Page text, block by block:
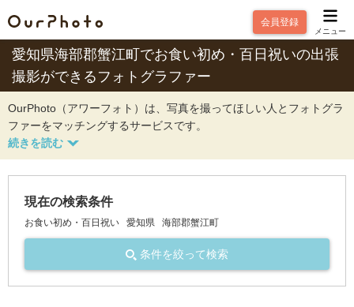
会員登録
メニュー
愛知県海部郡蟹江町でお食い初め・百日祝いの出張
撮影ができるフォトグラファー
OurPhoto（アワーフォト）は、写真を撮ってほしい人とフォトグラ
ファーをマッチングするサービスです。
現在の検索条件
お食い初め・百日祝い 愛知県 海部郡蟹江町
条件を絞って検索